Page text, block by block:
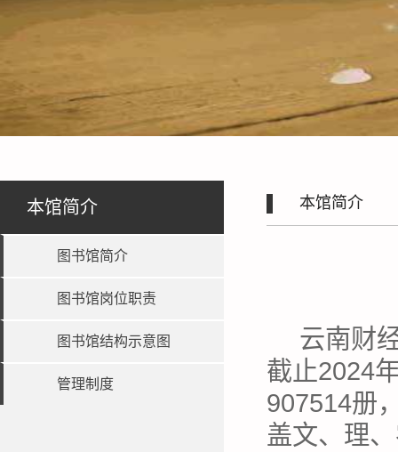
本馆简介
图书馆简介
图书馆岗位职责
图书馆结构示意图
管理制度
本馆简介
云南财
截止2024
907514册
盖文、理